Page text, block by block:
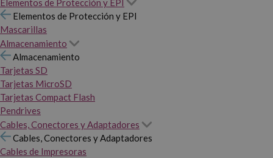
Elementos de Protección y EPI
Mascarillas
Almacenamiento
Almacenamiento
Tarjetas SD
Tarjetas MicroSD
Tarjetas Compact Flash
Pendrives
Cables, Conectores y Adaptadores
Cables, Conectores y Adaptadores
Cables de Impresoras